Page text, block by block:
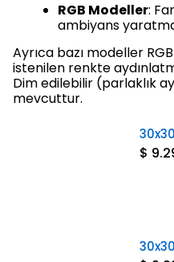
RGB Modeller:
ambiyans
Ayrıca bazı modeller
istenilen renkte
Dim edilebilir (parlaklık
mevcuttur.
$